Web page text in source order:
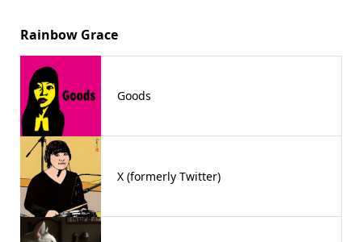
Rainbow Grace
Goods
X (formerly Twitter)